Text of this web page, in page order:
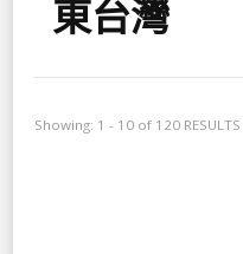
東台灣
Showing: 1 - 10 of 120 RESULTS